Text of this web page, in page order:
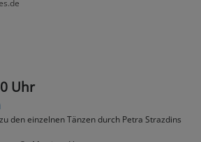
Uhr
den einzelnen Tänzen durch Petra Strazdins